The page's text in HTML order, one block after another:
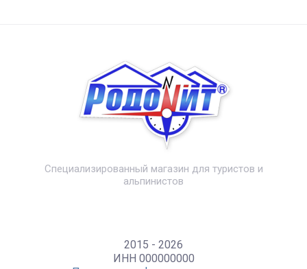
Специализированный магазин для туристов и
альпинистов
2015 - 2026
ИНН 000000000